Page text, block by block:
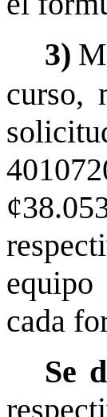
3)
curso,
cada
Se